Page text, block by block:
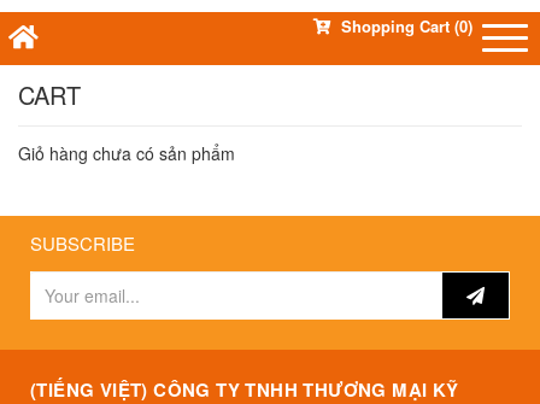
Shopping Cart (0)
CART
Giỏ hàng chưa có sản phẩm
SUBSCRIBE
(TIẾNG VIỆT) CÔNG TY TNHH THƯƠNG MẠI KỸ